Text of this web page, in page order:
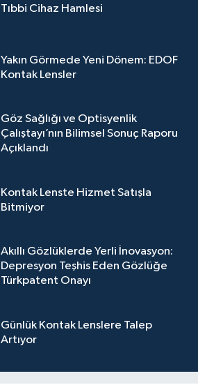
Tıbbi Cihaz Hamlesi
Yakın Görmede Yeni Dönem: EDOF
Kontak Lensler
Göz Sağlığı ve Optisyenlik
Çalıştayı’nın Bilimsel Sonuç Raporu
Açıklandı
Kontak Lenste Hizmet Satışla
Bitmiyor
Akıllı Gözlüklerde Yerli İnovasyon:
Depresyon Teşhis Eden Gözlüğe
Türkpatent Onayı
Günlük Kontak Lenslere Talep
Artıyor